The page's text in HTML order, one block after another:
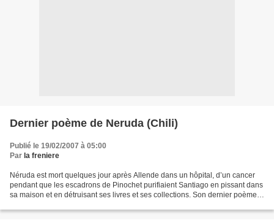
Dernier poème de Neruda (Chili)
Publié le 19/02/2007 à 05:00
Par la freniere
Néruda est mort quelques jour après Allende dans un hôpital, d’un cancer
pendant que les escadrons de Pinochet purifiaient Santiago en pissant dans
sa maison et en détruisant ses livres et ses collections. Son dernier poème, il